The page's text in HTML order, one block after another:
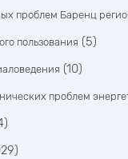
проблем Баренц
пользования (5)
(10)
проблем